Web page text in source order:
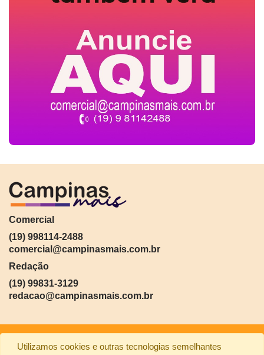
Utilizamos cookies e outras tecnologias semelhantes
Comercial
(19) 998114-2488
comercial@campinasmais.com.br
Redação
(19) 99831-3129
redacao@campinasmais.com.br